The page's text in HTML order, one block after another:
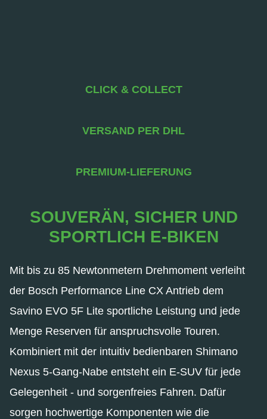
CLICK & COLLECT
VERSAND PER DHL
PREMIUM-LIEFERUNG
SOUVERÄN, SICHER UND
SPORTLICH E-BIKEN
Mit bis zu 85 Newtonmetern Drehmoment verleiht
der Bosch Performance Line CX Antrieb dem
Savino EVO 5F Lite sportliche Leistung und jede
Menge Reserven für anspruchsvolle Touren.
Kombiniert mit der intuitiv bedienbaren Shimano
Nexus 5-Gang-Nabe entsteht ein E-SUV für jede
Gelegenheit - und sorgenfreies Fahren. Dafür
sorgen hochwertige Komponenten wie die